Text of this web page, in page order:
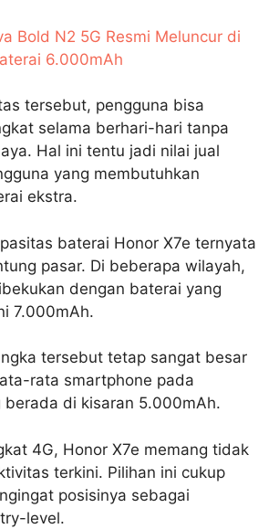
Bold N2 5G Resmi Meluncur di
6.000mAh
tersebut, pengguna bisa
selama berhari-hari tanpa
Hal ini tentu jadi nilai jual
yang membutuhkan
ekstra.
baterai Honor X7e ternyata
pasar. Di beberapa wilayah,
dengan baterai yang
7.000mAh.
tersebut tetap sangat besar
rata smartphone pada
berada di kisaran 5.000mAh.
4G, Honor X7e memang tidak
terkini. Pilihan ini cukup
posisinya sebagai
level.